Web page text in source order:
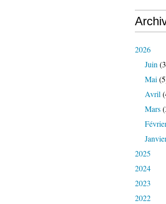
2026
Juin
Mai
Avril
Mars
2025
2024
2023
2022